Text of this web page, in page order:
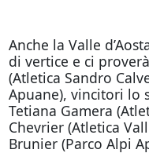
Anche la Valle
di vertice e ci
(Atletica Sandro
Apuane), vincitori lo
Tetiana Gamera
Chevrier (Atletica
Brunier (Parco Alpi